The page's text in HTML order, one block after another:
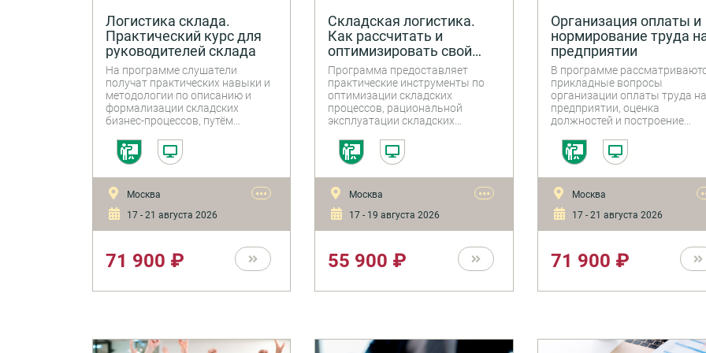
Логистика склада.
Практический курс для
руководителей склада
На программе слушатели
получат практических навыки и
методологии по описанию и
формализации складских
бизнес-процессов, путём
склада, технологической карты,
регламентов, системы
современными технологиями
автоматизации учета и
управления складскими
процессами (WMS), трендами
бизнес-процессов.
Москва
17 - 21 августа 2026
•••
71 900 ₽
Складская логистика.
Как рассчитать и
оптимизировать свой
склад
Программа предоставляет
практические инструменты по
оптимизации складских
процессов, рациональной
эксплуатации складских
формированию системы
мотивации персонала и
смогут ознакомиться с
современными технологиями
автоматизации учета и
управления складскими
выстраивать систему
Москва
17 - 19 августа 2026
•••
55 900 ₽
Организация оплаты и
нормирование труда
предприятии
В программе
прикладные вопросы
организации оплаты труда на
предприятии, оценка
должностей и построение
готовые рабочие инструменты
системы для управления
управления численностью,
затраты рабочего времени и
методы их изучения,
установление норм труда,
определение потерь рабочего
времени, оптимизация штата,
Москва
17 - 21 августа 2026
71 900 ₽